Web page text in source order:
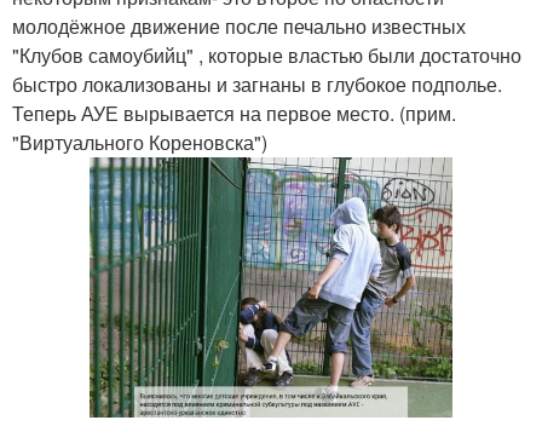
молодёжное движение после печально известных
"Клубов самоубийц" , которые властью были достаточно
быстро локализованы и загнаны в глубокое подполье.
Теперь АУЕ вырывается на первое место. (прим.
"Виртуального Кореновска")